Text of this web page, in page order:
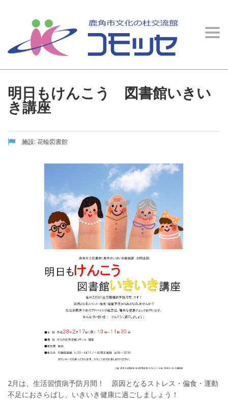
文化の杜交流館 コモッセ イベント情報>花輪図書館 >明日もけんこう 図書館
いきいき講座
明日もけんこう 図書館いきい
き講座
施設: 花輪図書館
2月は、生活習慣病予防月間！ 原因となるストレス・偏食・運動
不足におさらばし、いきいき健康に過ごしましょう！